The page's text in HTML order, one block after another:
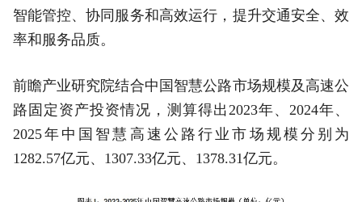
智能管控、协同服务和高效运行，提升交通安全、效
率和服务品质。
前瞻产业研究院结合中国智慧公路市场规模及高速公
路固定资产投资情况，测算得出2023年、2024年、
2025年中国智慧高速公路行业市场规模分别为
1282.57亿元、1307.33亿元、1378.31亿元。